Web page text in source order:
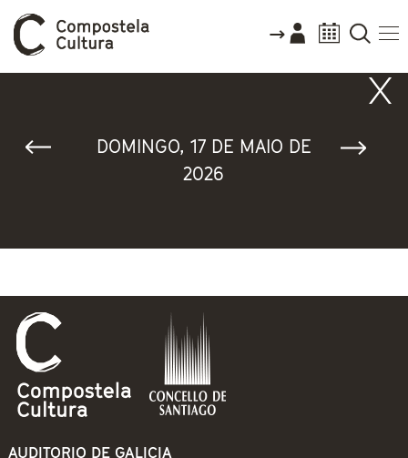
DOMINGO, 17 DE MAIO DE
2026
AUDITORIO DE GALICIA